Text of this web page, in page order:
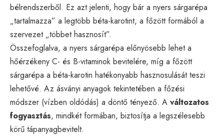
bélrendszerből. Ez azt jelenti, hogy bár a nyers sárgarépa
„tartalmazza” a legtöbb béta-karotint, a főzött formából a
szervezet „többet hasznosít”.
Összefoglalva, a nyers sárgarépa előnyösebb lehet a
hőérzékeny C- és B-vitaminok bevitelére, míg a főzött
sárgarépa a béta-karotin hatékonyabb hasznosulását teszi
lehetővé. Az ásványi anyagok tekintetében a főzési
módszer (vízben oldódás) a döntő tényező. A változatos
fogyasztás, mindkét formában, biztosítja a legszélesebb
körű tápanyagbevitelt.